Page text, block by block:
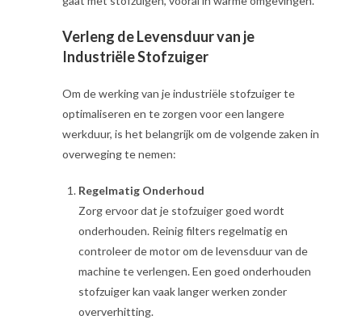
Verleng de Levensduur van je
Industriële Stofzuiger
Om de werking van je industriële stofzuiger te
optimaliseren en te zorgen voor een langere
werkduur, is het belangrijk om de volgende zaken in
overweging te nemen:
Regelmatig Onderhoud
Zorg ervoor dat je stofzuiger goed wordt
onderhouden. Reinig filters regelmatig en
controleer de motor om de levensduur van de
machine te verlengen. Een goed onderhouden
stofzuiger kan vaak langer werken zonder
oververhitting.